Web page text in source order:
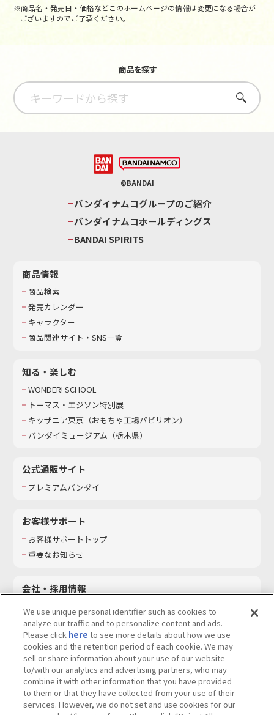
※商品名・発売日・価格などこのホームページの情報は変更になる場合が
ございますのでご了承ください。
商品を探す
さがす
©BANDAI
バンダイナムコグループのご紹介
バンダイナムコホールディングス
BANDAI SPIRITS
商品情報
商品検索
発売カレンダー
キャラクター
商品関連サイト・SNS一覧
知る・楽しむ
WONDER! SCHOOL
トーマス・エジソン特別展
キッザニア東京（おもちゃ工場パビリオン）​
バンダイミュージアム（栃木県）
公式通販サイト
プレミアムバンダイ
お客様サポート
お客様サポートトップ
重要なお知らせ
会社・採用情報
採用情報
サステナビリティ
お問い合わせ
ウェブサイトご利用条件 ソーシャルメディアポリシー
We use unique personal identifier such as cookies to
analyze our traffic and to personalize content and ads.
Please click here to see more details about how we use
cookies and the retention period of each cookie. We may
sell or share information about your use of our website
to/with our analytics and advertising partners, who may
combine it with other information that you have provided
to them or that they have collected from your use of their
services. However, we do not set and use cookies for our